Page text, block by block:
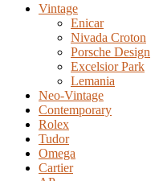
Vintage
Enicar
Nivada Croton
Porsche Design
Excelsior Park
Lemania
Neo-Vintage
Contemporary
Rolex
Tudor
Omega
Cartier